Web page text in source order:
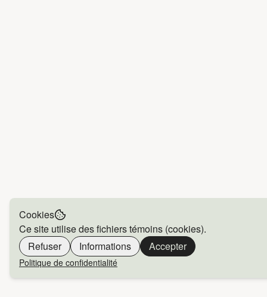
Cookies
Ce site utilise des fichiers témoins (cookies).
Refuser
Informations Accepter
Politique de confidentialité